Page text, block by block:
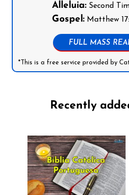
Alleluia:Second
Gospel:Matthew 17:
FULL MASS
*This is a free service provided by
Recently